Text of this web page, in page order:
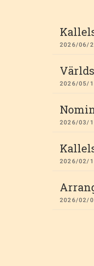
2026/06/
2026/05/
2026/03/
2026/02/
2026/02/